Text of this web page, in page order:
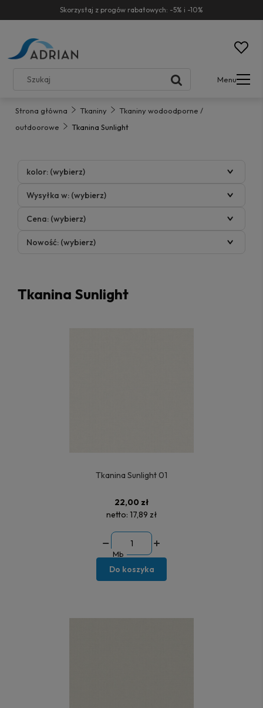
Skorzystaj z progów rabatowych: -5% i -10%
Menu
Strona główna Tkaniny
Tkaniny wodoodporne /
outdoorowe
Tkanina Sunlight
kolor: (wybierz)
Wysyłka w: (wybierz)
Cena: (wybierz)
Nowość: (wybierz)
Tkanina Sunlight
Tkanina Sunlight 01
22,00 zł
netto: 17,89 zł
Mb
Do koszyka